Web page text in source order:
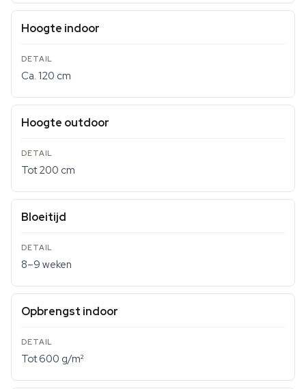
Hoogte indoor
Ca. 120 cm
Hoogte outdoor
Tot 200 cm
Bloeitijd
8–9 weken
Opbrengst indoor
Tot 600 g/m²